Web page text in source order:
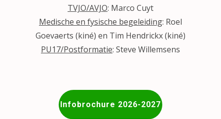
TVJO/AVJO: Marco Cuyt
Medische en fysische begeleiding: Roel
Goevaerts (kiné) en Tim Hendrickx (kiné)
PU17/Postformatie: Steve Willemsens
Infobrochure 2026-2027